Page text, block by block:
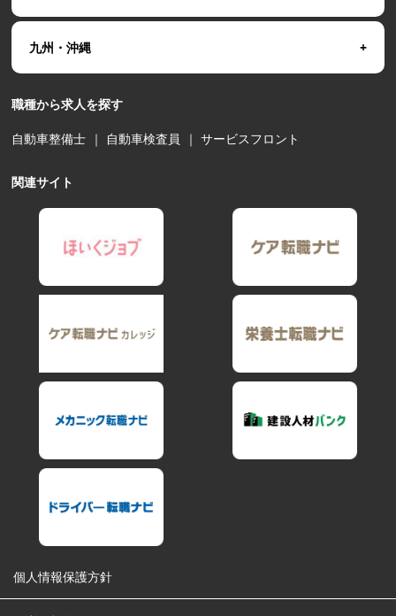
九州・沖縄
職種から求人を探す
自動車整備士 ｜ 自動車検査員 ｜サービスフロント
関連サイト
個人情報保護方針